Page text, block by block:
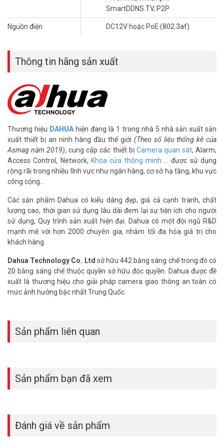
SmartDDNS.TV, P2P
Nguồn điện DC12V hoặc PoE (802.3af)
Thông tin hãng sản xuất
Thương hiệu DAHUA hiện đang là 1 trong nhà 5 nhà sản xuất sản
xuất thiết bị an ninh hàng đầu thế giới (Theo số liệu thống kê của
Asmag năm 2019), cung cấp các thiết bị Camera quan sát, Alarm,
Access Control, Network, Khóa cửa thông minh … được sử dụng
rộng rãi trong nhiều lĩnh vực như ngân hàng, cơ sở hạ tầng, khu vực
công cộng…
Các sản phẩm Dahua có kiểu dáng đẹp, giá cả cạnh tranh, chất
lượng cao, thời gian sử dụng lâu dài đem lại sự tiện ích cho người
sử dụng, Quy trình sản xuất hiện đại. Dahua có một đội ngũ R&D
mạnh mẽ với hơn 2000 chuyên gia, nhằm tối đa hóa giá trị cho
khách hàng.
Dahua Technology Co. Ltd sở hữu 442 bằng sáng chế trong đó có
20 bằng sáng chế thuộc quyền sở hữu độc quyền. Dahua được đề
xuất là thương hiệu cho giải pháp camera giao thông an toàn có
mức ảnh hưởng bậc nhất Trung Quốc.
Sản phẩm liên quan
Sản phẩm bạn đã xem
Đánh giá về sản phẩm